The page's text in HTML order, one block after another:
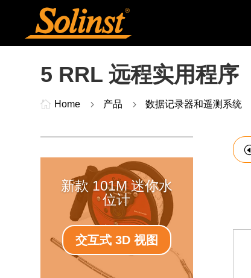
5 RRL 远程实用程序
 Home 5 产品 5 数据记录器和遥测系统
新款 101M 迷你水
位计
交互式 3D 视图